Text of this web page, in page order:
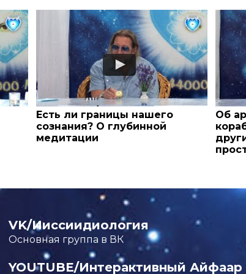
Есть ли границы нашего
сознания? О глубинной
медитации
Об
VK/Ииссиидиология
Основная группа в ВК
YOUTUBE/Интерактивный Айфаар